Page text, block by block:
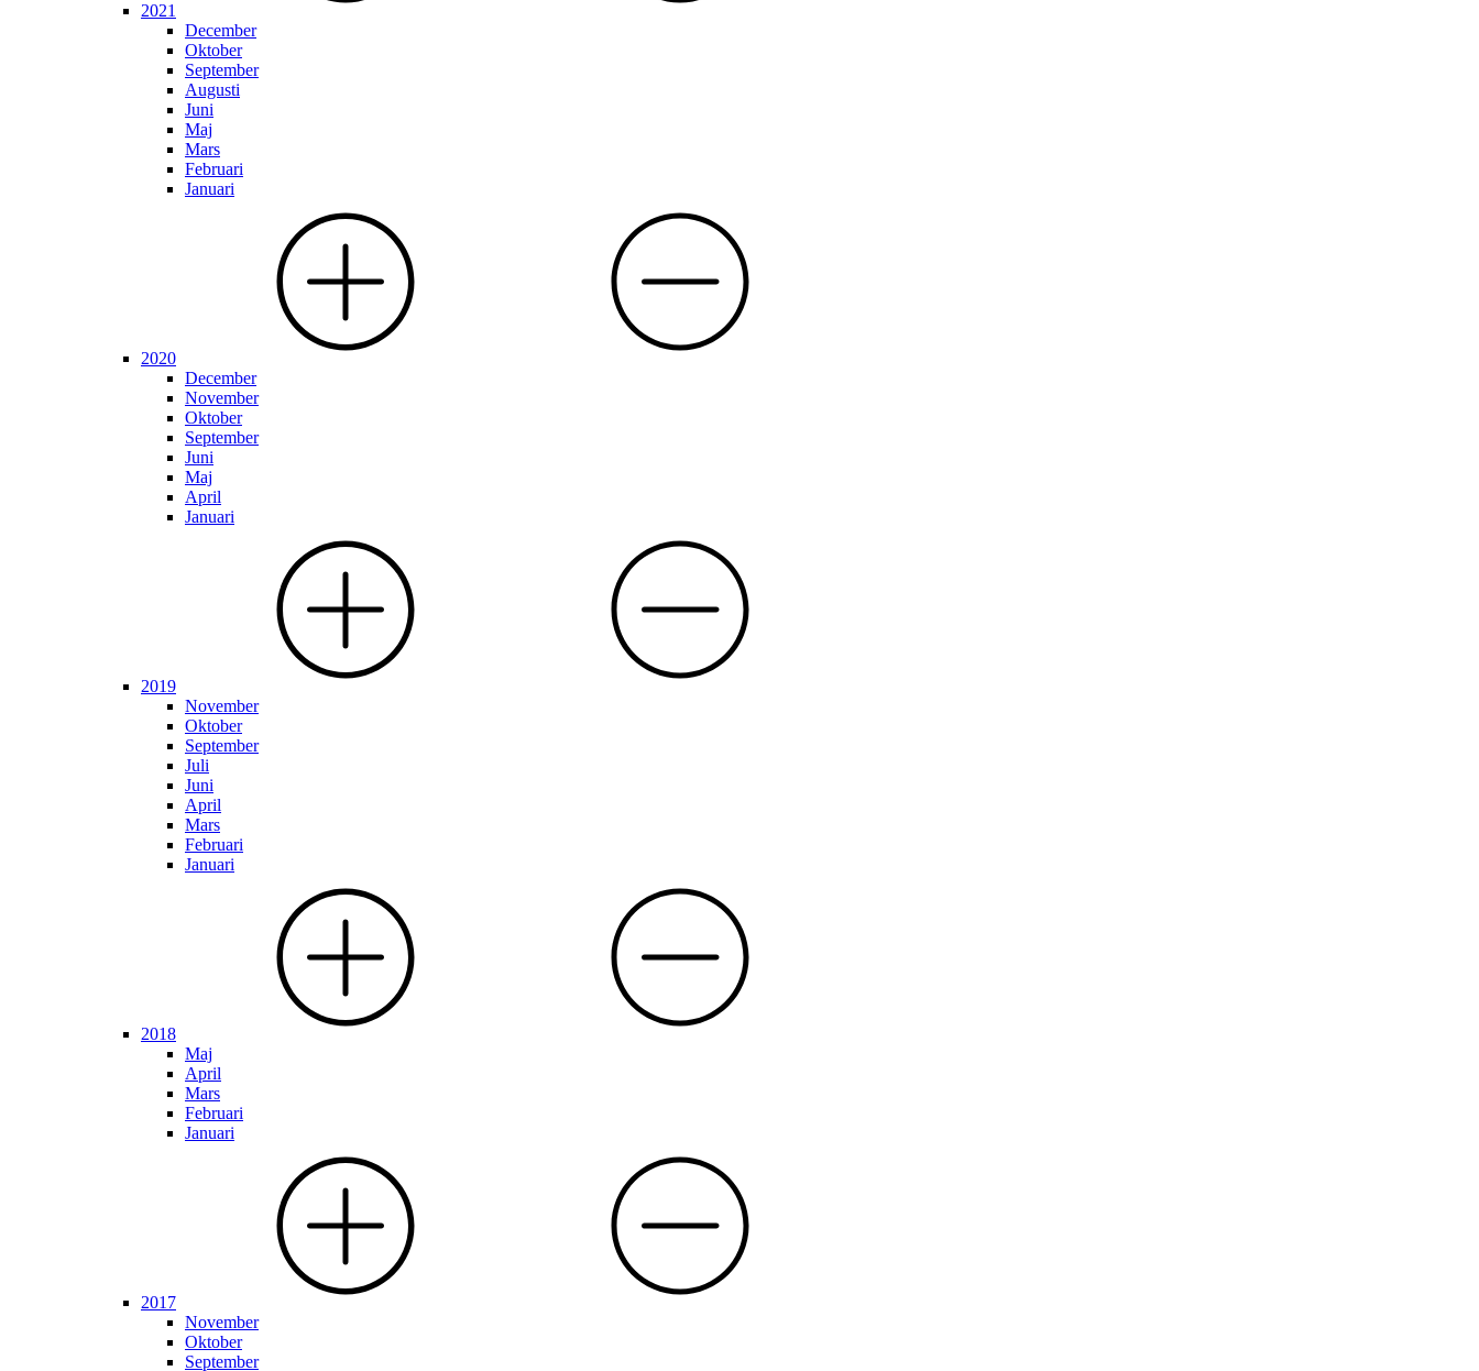
2021
December
Oktober
September
Augusti
Juni
Maj
Mars
Februari
Januari
2020
December
November
Oktober
September
Juni
Maj
April
Januari
2019
November
Oktober
September
Juli
Juni
April
Mars
Februari
Januari
2018
Maj
April
Mars
Februari
Januari
2017
November
Oktober
September